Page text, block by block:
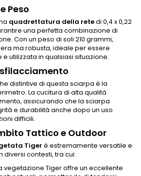
Peso
quadrettatura della retedi 0,4 x 0,22
una perfetta combinazione di
Con un peso di soli 210 grammi,
ma robusta, ideale per essere
utilizzata in qualsiasi situazione.
distintive di questa sciarpa è la
La cucitura di alta qualità
assicurando che la sciarpa
e durabilità anche dopo un uso
difficili.
Tattico e Outdoor
Tiger è estremamente versatile e
diversi contesti, tra cui:
vegetazione Tiger offre un eccellente